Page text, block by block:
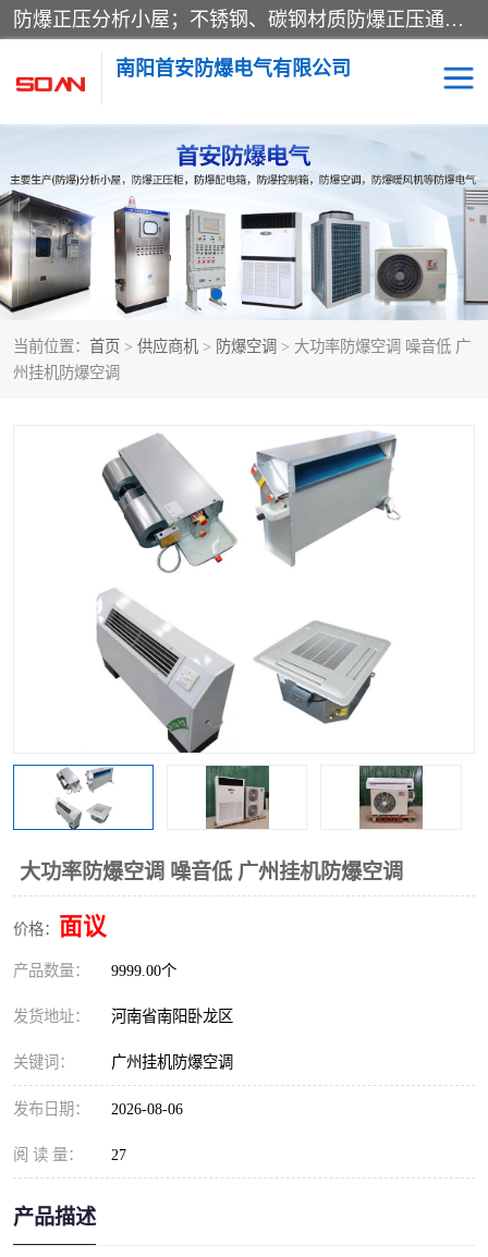
防爆正压分析小屋；不锈钢、碳钢材质防爆正压通风柜，分上下、左右、外挂三种款式；立式、挂式防爆配电柜体；不锈钢、碳钢防爆变频、磁力、星三角启动器；不锈钢、碳钢、铸铝防爆控制箱柜；可操作按键、多块式防爆仪表箱；多材质防爆接线箱；台式防爆电脑、防爆监视器。产品适配石油、化工、煤炭、电力、纺织、酿酒、航天、铁路、冶金、船舶、消防、市政等多行业工况使用。
南阳首安防爆电气有限公司
当前位置： 首页 > 供应商机 > 防爆空调 > 大功率防爆空调 噪音低 广
州挂机防爆空调
大功率防爆空调 噪音低 广州挂机防爆空调
价格： 面议
产品数量： 9999.00个
发货地址： 河南省南阳卧龙区
关键词： 广州挂机防爆空调
发布日期： 2026-08-06
阅 读 量： 27
产品描述
防爆小屋 防爆正压柜
防爆空调 防爆配电箱
防爆控制箱 防爆接线箱
防爆操作柱 防爆监视显示器